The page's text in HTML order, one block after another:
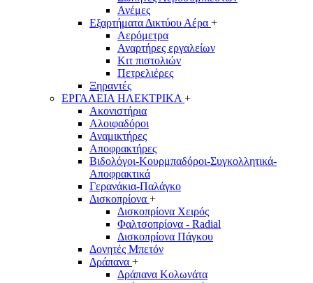
Ανέμες
Εξαρτήματα Δικτύου Αέρα +
Αερόμετρα
Αναρτήρες εργαλείων
Κιτ πιστολιών
Πετρελιέρες
Ξηραντές
ΕΡΓΑΛΕΙΑ ΗΛΕΚΤΡΙΚΑ +
Ακονιστήρια
Αλοιφαδόροι
Αναμικτήρες
Αποφρακτήρες
Βιδολόγοι-Κουρμπαδόροι-Συγκολλητικά-
Αποφρακτικά
Γερανάκια-Παλάγκο
Δισκοπρίονα +
Δισκοπρίονα Χειρός
Φαλτσοπρίονα - Radial
Δισκοπρίονα Πάγκου
Δονητές Μπετόν
Δράπανα +
Δράπανα Κολωνάτα